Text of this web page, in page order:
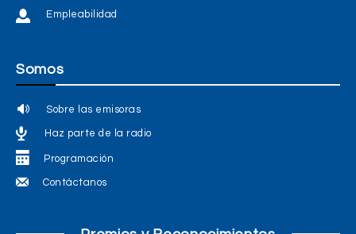
Empleabilidad
Somos
Sobre las emisoras
Haz parte de la radio
Programación
Contáctanos